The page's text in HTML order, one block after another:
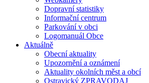
Dopravní statistiky
Informační centrum
Parkování v obci
Logomanuál Obce
Aktuálně
Obecní aktuality
Upozornění a oznámení
Aktuality okolních měst a obcí
Ostravický ZPRAVODAJ